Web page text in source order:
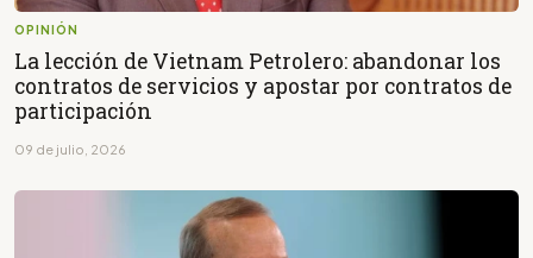
OPINIÓN
La lección de Vietnam Petrolero: abandonar los
contratos de servicios y apostar por contratos de
participación
09 de julio, 2026